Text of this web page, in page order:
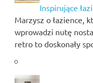
Inspirujące
Marzysz o łazience,
wprowadzi nutę
retro to doskonały